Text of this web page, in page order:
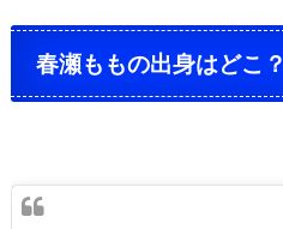
春瀬ももの出身はどこ？